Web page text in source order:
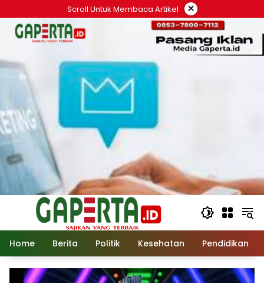
ke
konten
Scroll Untuk Membaca Artikel ×
Home Berita Politik Kesehatan Pendidikan